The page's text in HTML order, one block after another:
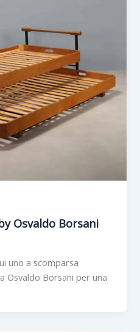
Osvaldo Borsani
uno a scomparsa
Osvaldo Borsani per una